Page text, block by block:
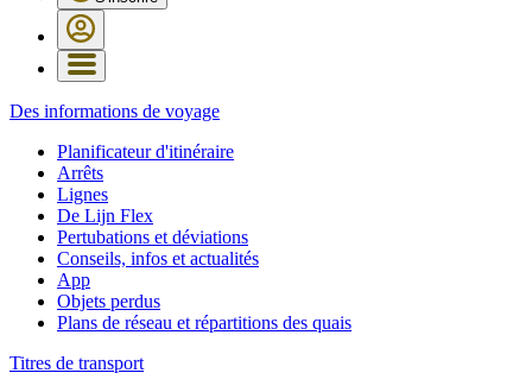
Des informations de voyage
Planificateur d'itinéraire
Arrêts
Lignes
De Lijn Flex
Pertubations et déviations
Conseils, infos et actualités
App
Objets perdus
Plans de réseau et répartitions des quais
Titres de transport